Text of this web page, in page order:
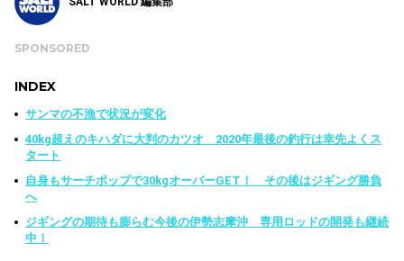
SPONSORED
INDEX
サンマの不漁で状況が変化
40kg超えのキハダに大判のカツオ 2020年最後の釣行は幸先よくス
タート
自身もサーチポップで30kgオーバーGET！ その後はジギング勝負
へ
ジギングの期待も膨らむ今後の伊勢志摩沖 専用ロッドの開発も継続
中！